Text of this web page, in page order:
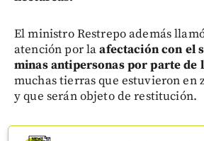
El ministro Restrepo además
atención por laafectación con el
minas antipersonas por parte de
muchas tierras que estuvieron en
y que serán objeto de restitución.